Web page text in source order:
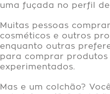
uma fuçada no perfil
Muitas pessoas
cosméticos e outros
enquanto outras
para comprar produtos
experimentados.
Mas e um colchão?